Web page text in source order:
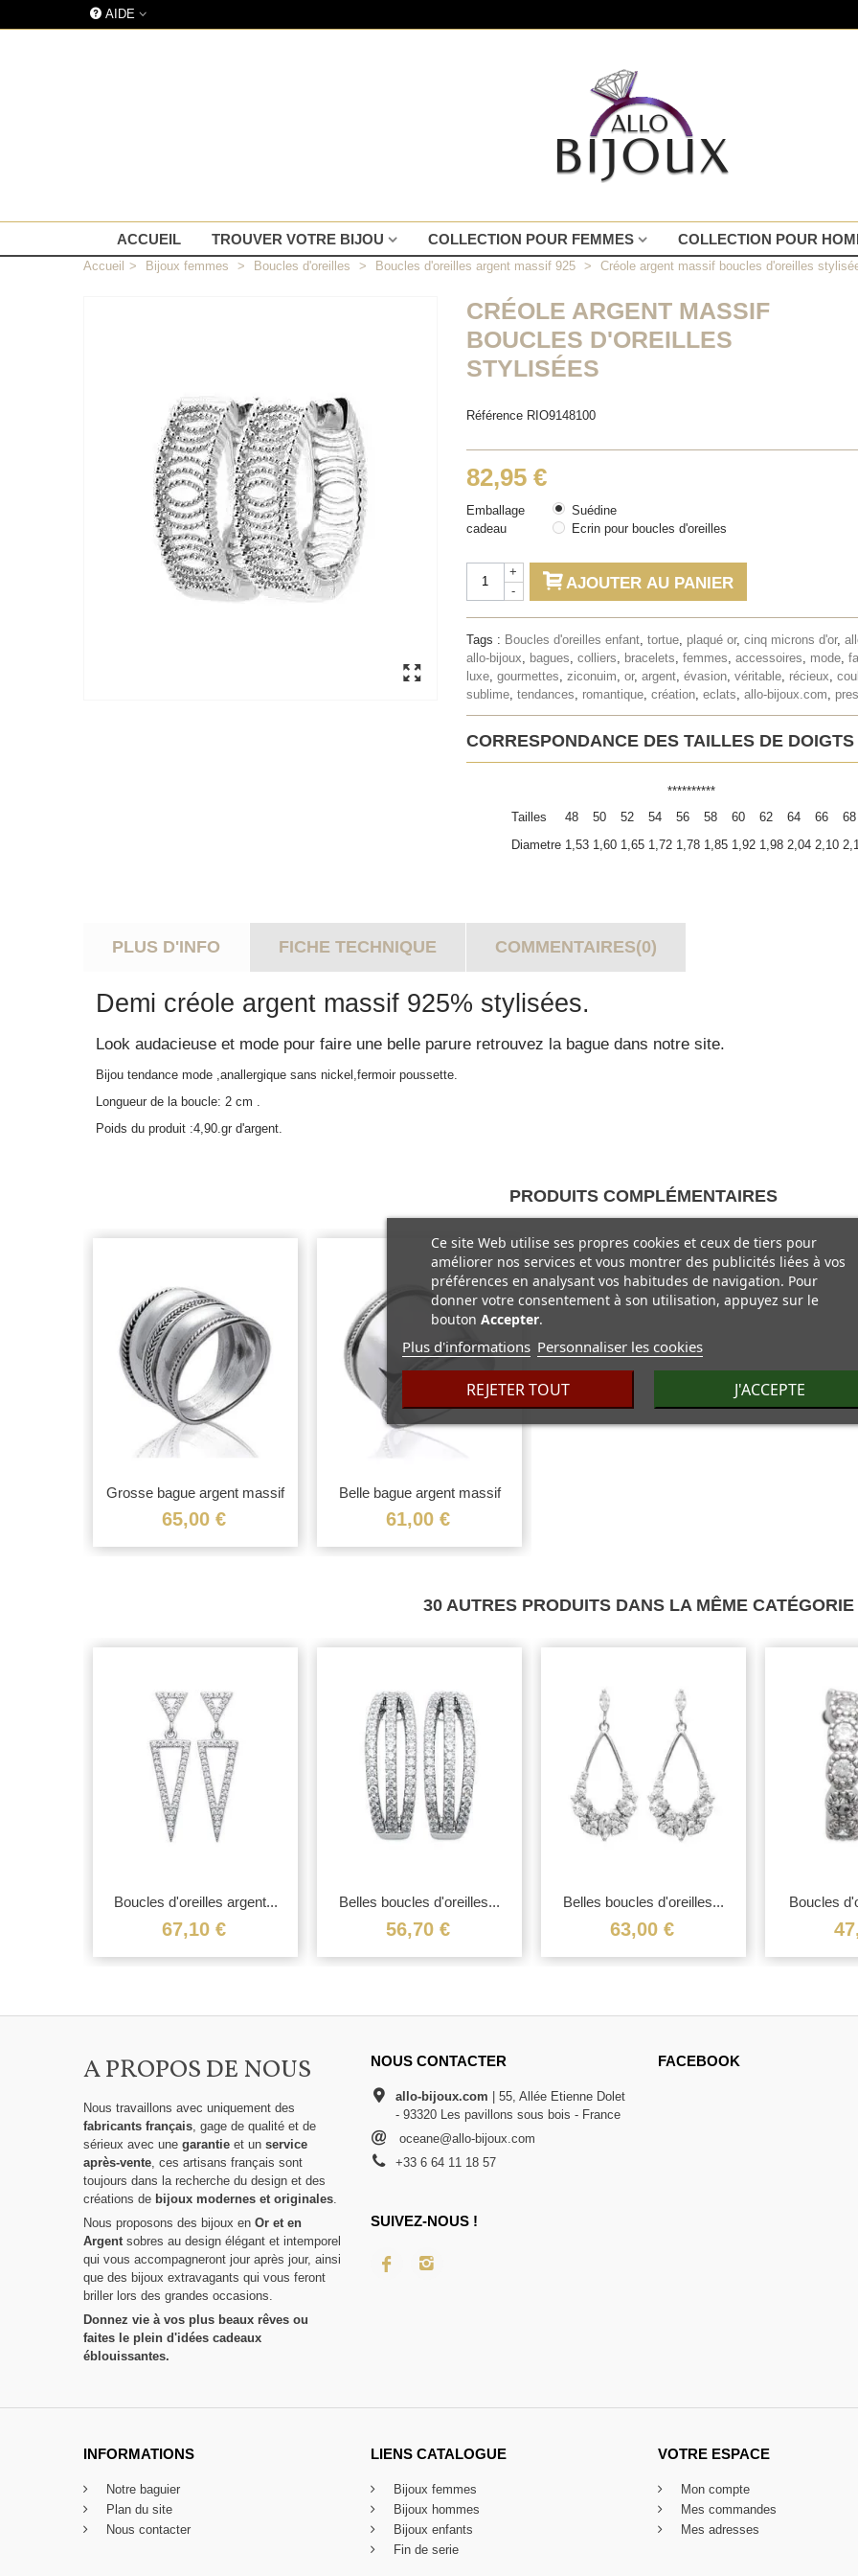
AIDE
ACCUEIL TROUVER VOTRE BIJOU COLLECTION POUR FEMMES COLLECTION POUR
Accueil > Bijoux femmes > Boucles d'oreilles > Boucles d'oreilles argent massif 925 > Créole argent massif boucles d'oreilles
CRÉOLE ARGENT MASSIF
BOUCLES D'OREILLES
STYLISÉES
Référence RIO9148100
82,95 €
Emballage
cadeau
Suédine
Ecrin pour boucles d'oreilles
-
+
AJOUTER AU PANIER
Tags : Boucles d'oreilles enfant, tortue, plaqué or, cinq microns d'or,
allo-bijoux, bagues, colliers, bracelets, femmes, accessoires, mode,
luxe, gourmettes, ziconuim, or, argent, évasion, véritable, récieux,
sublime, tendances, romantique, création, eclats, allo-bijoux.com,
CORRESPONDANCE DES TAILLES DE
**********
Tailles
48 50 52 54 56 58 60 62 64 66
68
Diametre 1,53 1,60 1,65 1,72 1,78 1,85 1,92 1,98 2,04 2,10
PLUS D'INFO FICHE TECHNIQUE COMMENTAIRES(0)
Demi créole argent massif 925% stylisées.
Look audacieuse et mode pour faire une belle parure retrouvez la bague dans notre site.
Bijou tendance mode ,anallergique sans nickel,fermoir poussette.
Longueur de la boucle: 2 cm .
Poids du produit :4,90.gr d'argent.
PRODUITS COMPLÉMENTAIRES
Vue rapide
Grosse bague argent massif
effet...
65,00 €
Vue rapide
Belle bague argent massif
large...
61,00 €
30 AUTRES PRODUITS DANS LA MÊME CATÉGORIE
Boucles d'oreilles argent...
67,10 €
Belles boucles d'oreilles...
56,70 €
Belles boucles d'oreilles...
63,00 €
Boucles
A PROPOS DE NOUS
Nous travaillons avec uniquement des
fabricants français, gage de qualité et de
sérieux avec une garantie et un service
après-vente, ces artisans français sont
toujours dans la recherche du design et des
créations de bijoux modernes et originales.
Nous proposons des bijoux en Or et en
Argentsobres au design élégant et intemporel
qui vous accompagneront jour après jour, ainsi
que des bijoux extravagants qui vous feront
briller lors des grandes occasions.
Donnez vie à vos plus beaux rêves ou
faites le plein d'idées cadeaux
éblouissantes.
NOUS CONTACTER
allo-bijoux.com | 55, Allée Etienne Dolet
- 93320 Les pavillons sous bois - France
oceane@allo-bijoux.com
+33 6 64 11 18 57
FACEBOOK
SUIVEZ-NOUS !
Ce site Web utilise ses propres cookies et ceux de tiers pour
améliorer nos services et vous montrer des publicités liées à vos
préférences en analysant vos habitudes de navigation. Pour
donner votre consentement à son utilisation, appuyez sur le
bouton Accepter.
Plus d'informations Personnaliser les cookies
REJETER TOUT J'ACCEPTE
INFORMATIONS
Notre baguier
Plan du site
Nous contacter
LIENS CATALOGUE
Bijoux femmes
Bijoux hommes
Bijoux enfants
Fin de serie
VOTRE ESPACE
Mon compte
Mes commandes
Mes adresses